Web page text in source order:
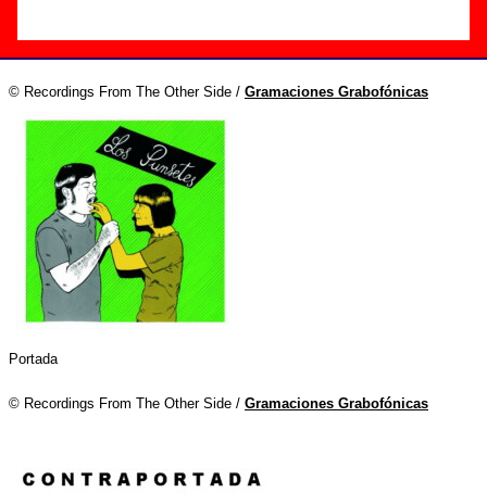
Diseño
© Recordings From The Other Side / Gramaciones Grabofónicas
Portada
© Recordings From The Other Side / Gramaciones Grabofónicas